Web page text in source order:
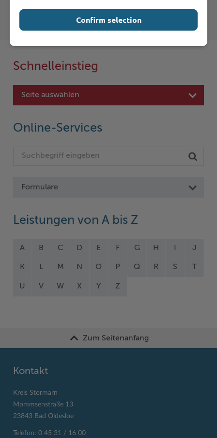
Schnelleinstieg
Seite auswählen
Online-Services
Formulare
Leistungen von A bis Z
A B C D E F G H J
K L M N O P Q R S T
U V W X Y Z
Zum Seitenanfang
Kontakt
Kreis Stormarn
Mommsenstraße 13
23843 Bad Oldesloe
Telefon: 0 45 31 / 16 00
Confirm selection